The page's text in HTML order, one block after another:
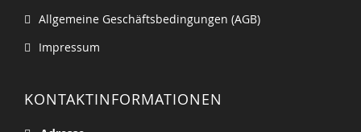
Allgemeine Geschäftsbedingungen (AGB)
Impressum
KONTAKTINFORMATIONEN